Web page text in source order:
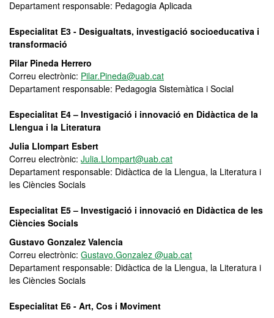
Departament responsable: Pedagogia Aplicada
Especialitat E3 - Desigualtats, investigació socioeducativa i
transformació
Pilar Pineda Herrero
Correu electrònic: Pilar.Pineda@uab.cat
Departament responsable: Pedagogia Sistemàtica i Social
Especialitat E4 – Investigació i innovació en Didàctica de la
Llengua i la Literatura
Julia Llompart Esbert
Correu electrònic: Julia.Llompart@uab.cat
Departament responsable: Didàctica de la Llengua, la Literatura i
les Ciències Socials
Especialitat E5 – Investigació i innovació en Didàctica de les
Ciències Socials
Gustavo Gonzalez Valencia
Correu electrònic: Gustavo.Gonzalez @uab.cat
Departament responsable: Didàctica de la Llengua, la Literatura i
les Ciències Socials
Especialitat E6 - Art, Cos i Moviment